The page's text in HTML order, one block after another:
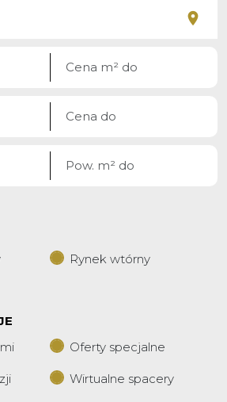
Rynek wtórny
Oferty specjalne
Wirtualne spacery